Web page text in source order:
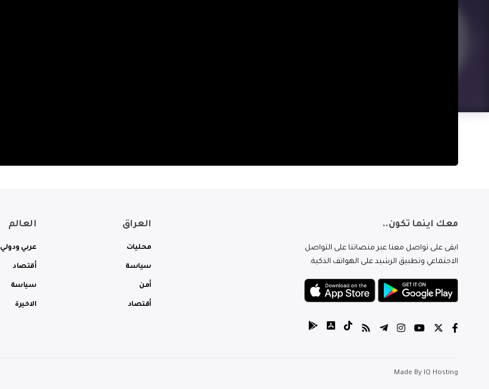
معك اينما تكون..
ابقى على تواصل معنا عبر منصاتنا على التواصل
الاجتماعي وتطبيق الرشيد على الهواتف الذكية.
العراق
محليات
سياسة
أمن
أقتصاد
العالم
عربي ودولي
أقتصاد
سياسة
الاخيرة
Made By IQ Hosting